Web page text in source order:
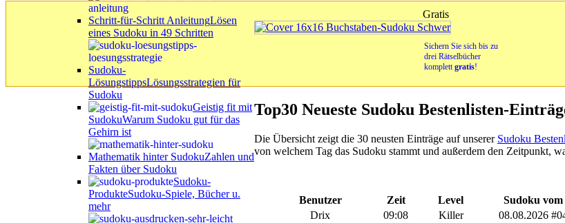
Schritt-für-Schritt AnleitungLösen
eines Sudoku in 49 Schritten
Sudoku-
LösungstippsLösungsstrategien für
Sudoku
Geistig fit mit
SudokuWarum Sudoku gut für das
Gehirn ist
Mathematik hinter SudokuZahlen und
Fakten über Sudoku
Sudoku-
ProdukteSudoku-Spiele, Bücher u.
mehr
Gratis
Sichern Sie sich bis zu
drei Rätselbücher
komplettgratis!
Top30 Neueste Sudoku Bestenlisten-
Die Übersicht zeigt die 30 neusten Einträge auf unserer Sudoku
von welchem Tag das Sudoku stammt und außerdem den Zeitpunkt,
Benutzer Zeit Level Sudoku vom
Drix
09:08 Killer 08.08.2026